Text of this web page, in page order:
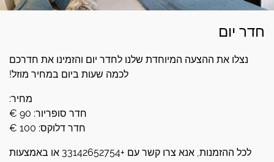
חדר יום
נצלו את ההצעה המיוחדת שלנו לחדר יום והזמינו את חדרכם
לכמה שעות ביום במחיר מוזל!
מחיר:
חדר סופריור: 90 €
חדר דלוקס: 100 €
לכל ההזמנות, אנא צרו קשר עם +33142652754 או באמצעות